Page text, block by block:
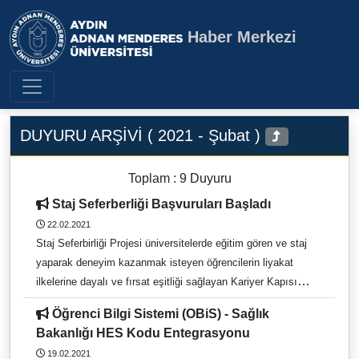
Aydın Adnan Menderes
Haber Merkezi
DUYURU ARŞİVİ ( 2021 - Şubat )
Toplam : 9 Duyuru
Staj Seferberliği Başvuruları Başladı
22.02.2021
Staj Seferbirliği Projesi üniversitelerde eğitim gören ve staj
yaparak deneyim kazanmak isteyen öğrencilerin liyakat
ilkelerine dayalı ve fırsat eşitliği sağlayan Kariyer Kapısı
platformu üzerinden staj imkânı yakalamasına olanak
sağlamaktadır. Platform üzerinden açılan ilana başvuran
adaylar, işverenler tarafından; Akademik / Mesleki, Sanatsal /
Bakanlığı HES Kodu Entegrasyonu
19.02.2021